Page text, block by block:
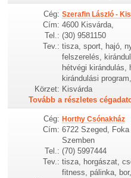
Cég: Szerafin László -
Cím: 4600 Kisvárda,
Tel.: (30) 9581150
Tev.: tisza, sport, hajó,
felszerelés,
hétvégi kirándulás,
kirándulási
Körzet: Kisvárda
Tovább a részletes
Cég: Horthy Csónakház
Cím: 6722 Szeged,
Szemben
Tel.: (70) 5997444
Tev.: tisza, horgászat,
fitness, pálinka,